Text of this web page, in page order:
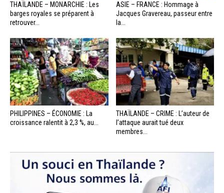
THAÏLANDE – MONARCHIE : Les
barges royales se préparent à
retrouver...
ASIE – FRANCE : Hommage à
Jacques Gravereau, passeur entre
la...
PHILIPPINES – ÉCONOMIE : La
croissance ralentit à 2,3 %, au...
THAÏLANDE – CRIME : L’auteur de
l’attaque aurait tué deux
membres...